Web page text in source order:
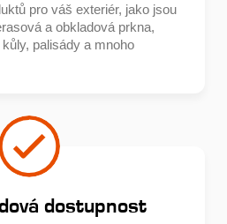
pro váš exteriér, jako jsou
a obkladová prkna,
palisády a mnoho
dostupnost